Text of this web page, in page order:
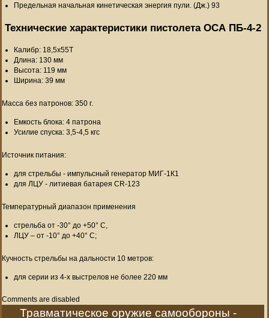
Предельная начальная кинетическая энергия пули. (Дж.) 93
Технические характеристики пистолета ОСА ПБ-4-2
Калибр: 18,5х55Т
Длина: 130 мм
Высота: 119 мм
Ширина: 39 мм
Масса без патронов: 350 г.
Емкость блока: 4 патрона
Усилие спуска: 3,5-4,5 кгс
Источник питания:
для стрельбы - импульсный генератор МИГ-1К1
для ЛЦУ - литиевая батарея CR-123
Температурный диапазон применения
стрельба от -30° до +50° С,
ЛЦУ – от -10° до +40° С;
Кучность стрельбы на дальности 10 метров:
для серии из 4-х выстрелов не более 220 мм
Comments are disabled
Травматическое оружие самообороны -